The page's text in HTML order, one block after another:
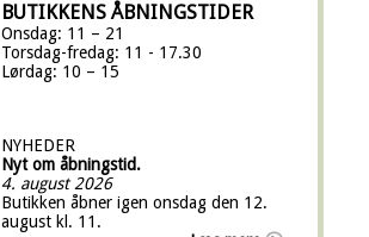
BUTIKKENS ÅBNINGSTIDER
Onsdag: 11 – 21
Torsdag-fredag: 11 - 17.30
Lørdag: 10 – 15
NYHEDER
Nyt om åbningstid.
4. august 2026
Butikken åbner igen onsdag den 12.
august kl. 11.